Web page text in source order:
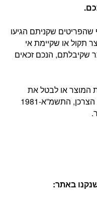
.
שקניתם הגיעו
תקול או שקיימת אי
שקיבלתם, הנכם זכאים
המוצר או לבטל את
העסקה, בהתאם להוראות חוק הגנת הצרכן, התשמ”א-1981
באתר: